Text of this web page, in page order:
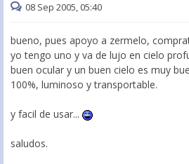
08 Sep 2005, 05:40
bueno, pues apoyo a zermelo,
yo tengo uno y va de lujo en cielo
buen ocular y un buen cielo es muy
100%, luminoso y transportable.
y facil de usar...
saludos.